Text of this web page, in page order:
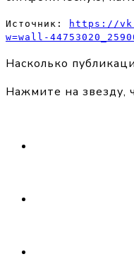
Источник:
https://
w=wall-
Насколько
Нажмите на звезду,